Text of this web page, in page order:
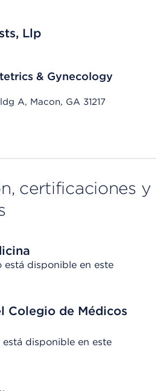
Llp
& Gynecology
A, Macon, GA 31217
application on mobile devices
certificaciones y
está disponible en este
Colegio de Médicos
disponible en este